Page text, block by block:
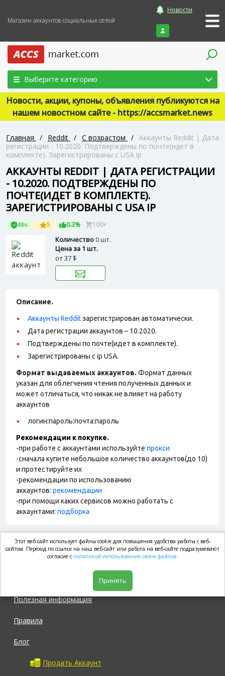
Магазин аккаунтов социальных сетей
Новости
Войти
Выберите категорию
Новости, акции, купоны, объявления публикуются на
нашем новостном сайте - https://accsmarket.news
Главная / Reddit / С возрастом / Аккаунты Reddit | Дата
регистрации - 10.2020. Подтверждены по почте(идет в
комплекте). Зарегистрированы с USA ip
АККАУНТЫ REDDIT | ДАТА РЕГИСТРАЦИИ
- 10.2020. ПОДТВЕРЖДЕНЫ ПО
ПОЧТЕ(ИДЕТ В КОМПЛЕКТЕ).
ЗАРЕГИСТРИРОВАНЫ С USA IP
48ч 5 0.3% 100+
Количество0 шт.
Цена за 1 шт.
от37 $
Описание.
Аккаунты Redditзарегистрирован автоматически.
Дата регистрации аккаунтов – 10.2020.
Подтверждены по почте(идет в комплекте).
Зарегистрированы с ip USA.
Формат выдаваемых аккаунтов. Формат данных
указан для облегчения чтения полученных данных и
может отличаться, что никак не влияет на работу
аккаунтов
логин:пароль:почта:пароль
Рекомендации к покупке.
-при работе с аккаунтами используйте прокси
-сначала купите небольшое количество аккаунтов(до 10)
и протестируйте их
-рекомендации по использованию
аккаунтов: рекомендации
-при помощи каких сервисов можно работать с
аккаунтами: подборка
market.com
Полезная информация
Правила
Блог
Продать Аккаунт
Этот веб-сайт использует файлы cookie для повышения удобства работы с веб-
сайтом. Переход по ссылке на наш веб-сайт или работа на веб-сайте подразумевают
согласие с политикой использования cookie файлов.
Принять